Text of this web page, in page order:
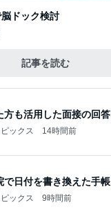
ドック検討
記事を読む
方も活用した面接の回答
ックス 14時間前
で日付を書き換えた手帳
ックス 9時間前